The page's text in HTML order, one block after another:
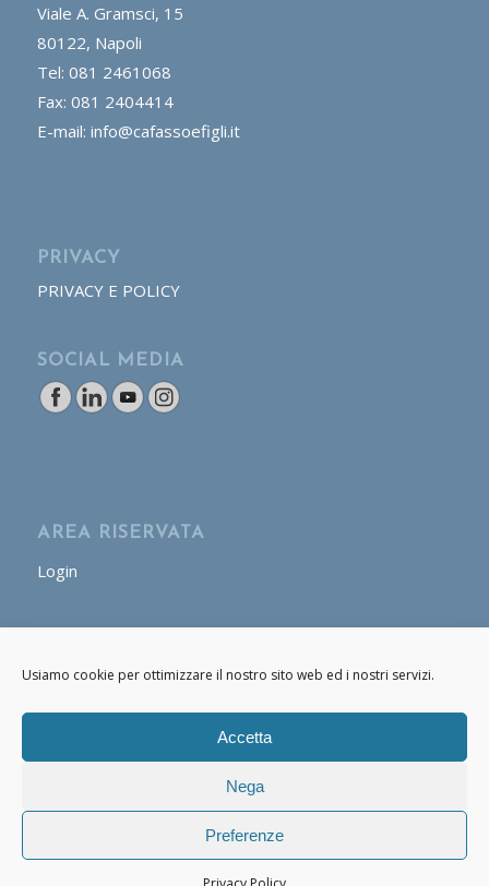
Usiamo cookie per ottimizzare il nostro sito web ed i nostri servizi.
Accetta
Nega
Preferenze
Viale A. Gramsci, 15
80122, Napoli
Tel: 081 2461068
Fax: 081 2404414
E-mail: info@cafassoefigli.it
PRIVACY
PRIVACY E POLICY
SOCIAL MEDIA
AREA RISERVATA
Login
© Copyright - Cafasso & Figli 2020 - 2021 P.IVA: 07661170634 -
by Enfold WordPress Theme